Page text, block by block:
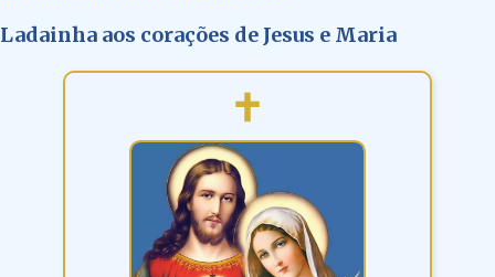
Ladainha aos corações de Jesus e Maria